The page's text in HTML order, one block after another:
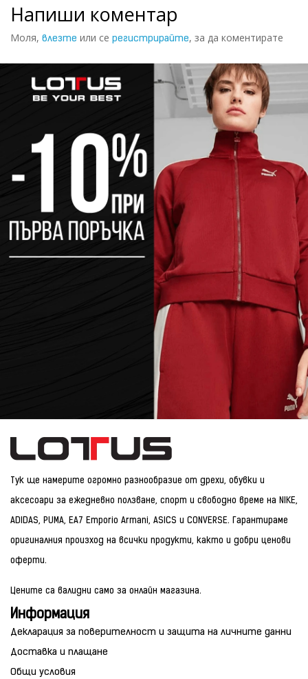
Напиши коментар
Моля, влезте или се регистрирайте, за да коментирате
Тук ще намерите огромно разнообразие от дрехи, обувки и
аксесоари за ежедневно ползване, спорт и свободно време на NIKE,
ADIDAS, PUMA, EA7 Emporio Armani, ASICS и CONVERSE. Гарантираме
оригиналния произход на всички продукти, както и добри ценови
оферти.
Цените са валидни само за онлайн магазина.
Информация
Декларация за поверителност и защита на личните данни
Доставка и плащане
Общи условия